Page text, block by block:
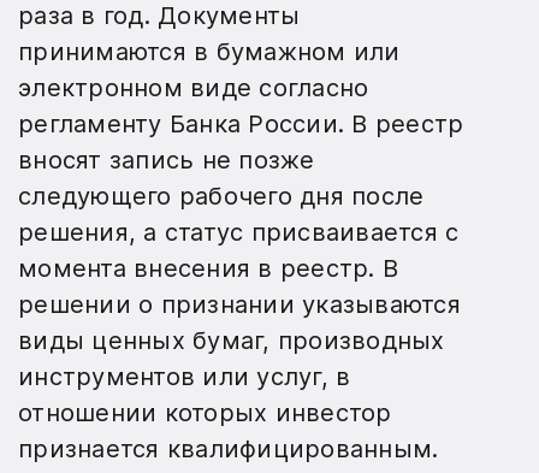
раза в год. Документы
принимаются в бумажном или
электронном виде согласно
регламенту Банка России. В реестр
вносят запись не позже
следующего рабочего дня после
решения, а статус присваивается с
момента внесения в реестр. В
решении о признании указываются
виды ценных бумаг, производных
инструментов или услуг, в
отношении которых инвестор
признается квалифицированным.